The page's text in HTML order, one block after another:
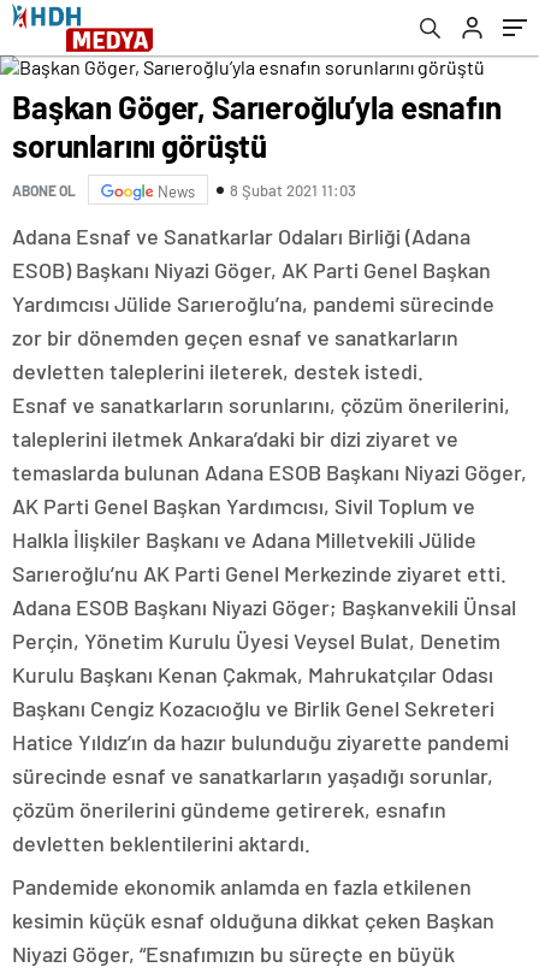
Başkan Göger, Sarıeroğlu’yla esnafın
sorunlarını görüştü
ABONE OL News 8 Şubat 2021 11:03
Adana Esnaf ve Sanatkarlar Odaları Birliği (Adana
ESOB) Başkanı Niyazi Göger, AK Parti Genel Başkan
Yardımcısı Jülide Sarıeroğlu’na, pandemi sürecinde
zor bir dönemden geçen esnaf ve sanatkarların
devletten taleplerini ileterek, destek istedi.
Esnaf ve sanatkarların sorunlarını, çözüm önerilerini,
taleplerini iletmek Ankara’daki bir dizi ziyaret ve
temaslarda bulunan Adana ESOB Başkanı Niyazi Göger,
AK Parti Genel Başkan Yardımcısı, Sivil Toplum ve
Halkla İlişkiler Başkanı ve Adana Milletvekili Jülide
Sarıeroğlu’nu AK Parti Genel Merkezinde ziyaret etti.
Adana ESOB Başkanı Niyazi Göger; Başkanvekili Ünsal
Perçin, Yönetim Kurulu Üyesi Veysel Bulat, Denetim
Kurulu Başkanı Kenan Çakmak, Mahrukatçılar Odası
Başkanı Cengiz Kozacıoğlu ve Birlik Genel Sekreteri
Hatice Yıldız’ın da hazır bulunduğu ziyarette pandemi
sürecinde esnaf ve sanatkarların yaşadığı sorunlar,
çözüm önerilerini gündeme getirerek, esnafın
devletten beklentilerini aktardı.
Pandemide ekonomik anlamda en fazla etkilenen
kesimin küçük esnaf olduğuna dikkat çeken Başkan
Niyazi Göger, “Esnafımızın bu süreçte en büyük